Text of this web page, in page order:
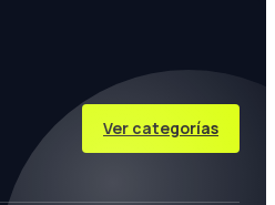
Ver categorías